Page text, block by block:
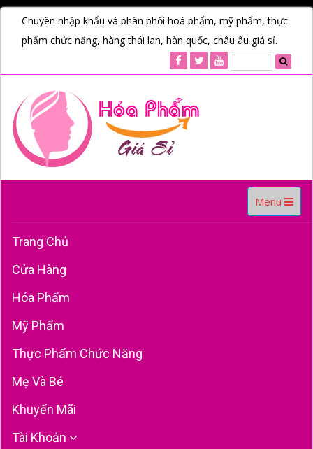
Chuyên nhập khẩu và phân phối hoá phẩm, mỹ phẩm, thực
phẩm chức năng, hàng thái lan, hàn quốc, châu âu giá sỉ.
Toggle
navigation
Menu
Trang Chủ
Cửa Hàng
Hóa Phẩm
Mỹ Phẩm
Thực Phẩm Chức Năng
Mẹ Và Bé
Khuyến Mãi
Tài Khoản